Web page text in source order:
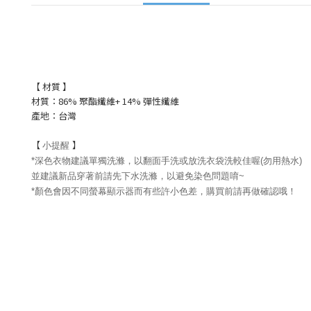
【 材質 】
材質：86% 聚酯纖維+ 14% 彈性纖維
產地：台灣
【 小提醒 】
*深色衣物建議單獨洗滌，以翻面手洗或放洗衣袋洗較佳喔(勿用熱水)
並建議新品穿著前請先下水洗滌，以避免染色問題唷~
*顏色會因不同螢幕顯示器而有些許小色差，購買前請再做確認哦！